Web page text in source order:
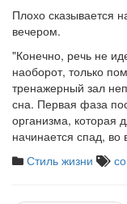
Плохо сказывается
вечером.
"Конечно, речь не
наоборот, только
тренажерный зал
сна. Первая фаза
организма, которая
начинается спад, во
Стиль жизни